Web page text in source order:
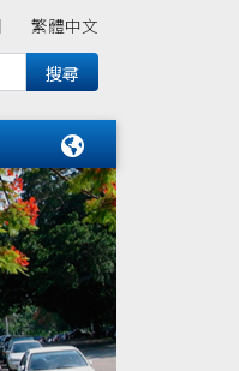
繁體中文